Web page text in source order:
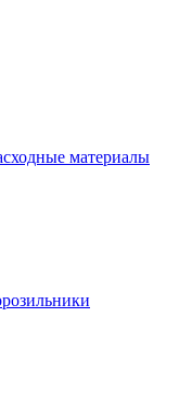
материалы